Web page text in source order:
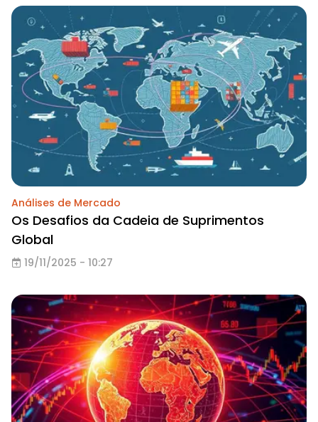
Análises de Mercado
Os Desafios da Cadeia de Suprimentos
Global
19/11/2025 - 10:27